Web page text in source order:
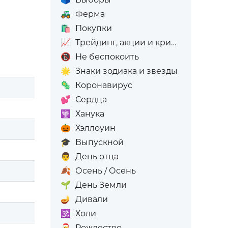
🚜 Ферма
🛍️
Покупки
📈 Трейдинг, акции и криптовалюта
📵 Не беспокоить
🌟 Знаки зодиака и звезды
🦠 Коронавирус
💕 Сердца
🕎
Ханука
🎃 Хэллоуин
🎓 Выпускной
👨 День отца
🍂 Осень / Осень
🌱 День Земли
🪔 Дивали
🕉️
Холи